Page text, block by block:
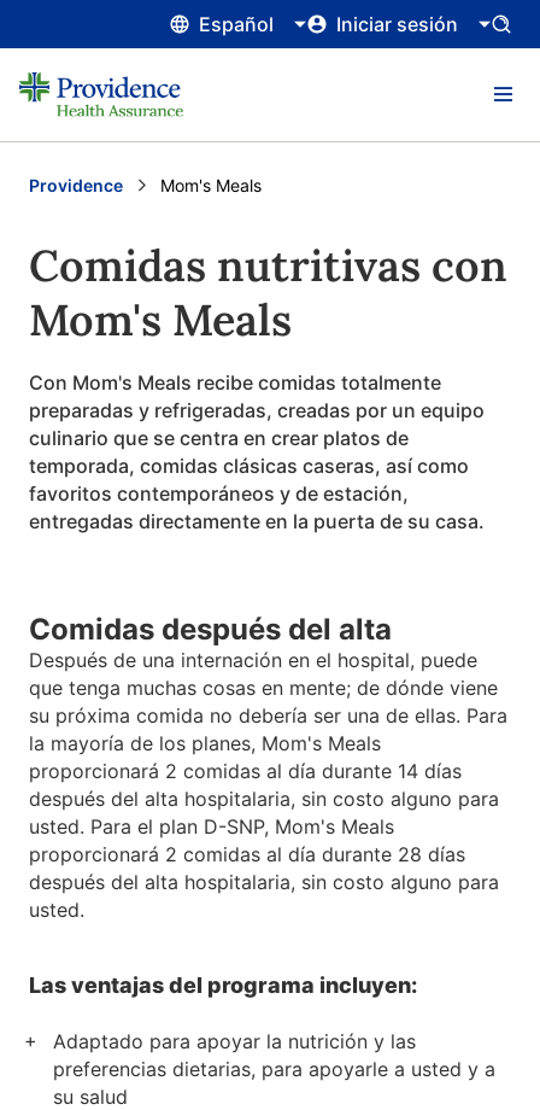
Español Iniciar sesión
Providence Current:
Mom's Meals
Comidas nutritivas con
Mom's Meals
Con Mom's Meals recibe comidas totalmente
preparadas y refrigeradas, creadas por un equipo
culinario que se centra en crear platos de
temporada, comidas clásicas caseras, así como
favoritos contemporáneos y de estación,
entregadas directamente en la puerta de su casa.
Comidas después del alta
Después de una internación en el hospital, puede
que tenga muchas cosas en mente; de dónde viene
su próxima comida no debería ser una de ellas. Para
la mayoría de los planes, Mom's Meals
proporcionará 2 comidas al día durante 14 días
después del alta hospitalaria, sin costo alguno para
usted. Para el plan D-SNP, Mom's Meals
proporcionará 2 comidas al día durante 28 días
después del alta hospitalaria, sin costo alguno para
usted.
Las ventajas del programa incluyen:
Adaptado para apoyar la nutrición y las
preferencias dietarias, para apoyarle a usted y a
su salud